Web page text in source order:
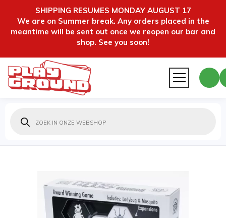
SHIPPING RESUMES MONDAY AUGUST 17
We are on Summer break. Any orders placed in the
meantime will be sent out once we reopen our bar and
shop. See you soon!
zoeken